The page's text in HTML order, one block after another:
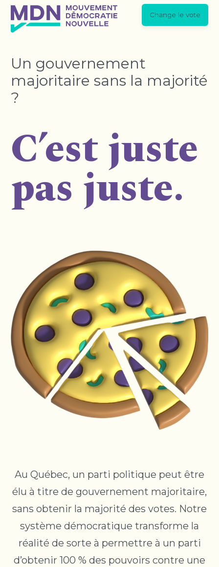
Change le vote
Un gouvernement
majoritaire sans la majorité
?
C’est juste
pas juste.
Au Québec, un parti politique peut être
élu à titre de gouvernement majoritaire,
sans obtenir la majorité des votes. Notre
système démocratique transforme la
réalité de sorte à permettre à un parti
d’obtenir 100 % des pouvoirs contre une